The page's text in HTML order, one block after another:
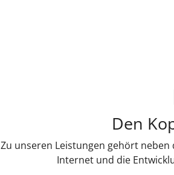
Den
Zu unseren Leistungen gehört
Internet und die